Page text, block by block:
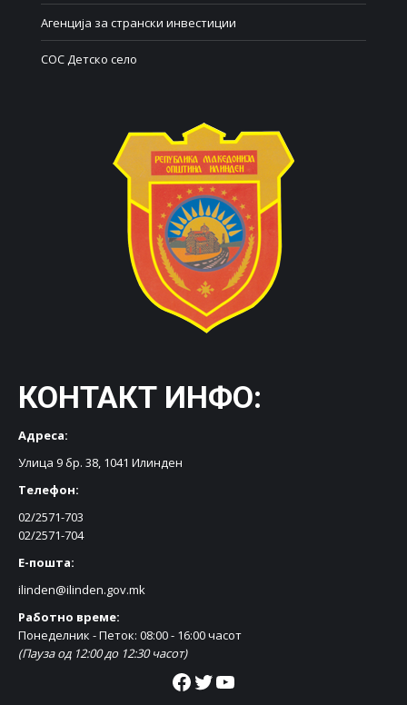
Агенција за странски инвестиции
СОС Детско село
КОНТАКТ ИНФО:
Адреса:
Улица 9 бр. 38, 1041 Илинден
Телефон:
02/2571-703
02/2571-704
Е-пошта:
ilinden@ilinden.gov.mk
Работно време:
Понеделник - Петок: 08:00 - 16:00 часот
(Пауза од 12:00 до 12:30 часот)
Facebook Twitter YouTube